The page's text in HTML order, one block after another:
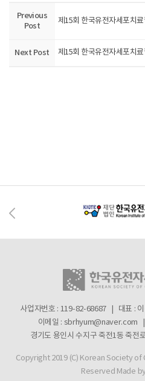
Previous
Post
제15회 한국유전자세포치
Next Post 제15회 한국유전자세포치
사업자번호 : 119-82-68687 | 대표 :
이메일 : sbrhyum@naver.com
경기도 용인시 수지구 죽전1동 죽전
Copyright 2019 (C) Korean Society of
Reserved Made